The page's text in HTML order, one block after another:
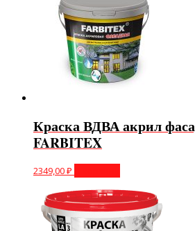
Краска ВДВА акрил
FARBITEX
2349,00₽